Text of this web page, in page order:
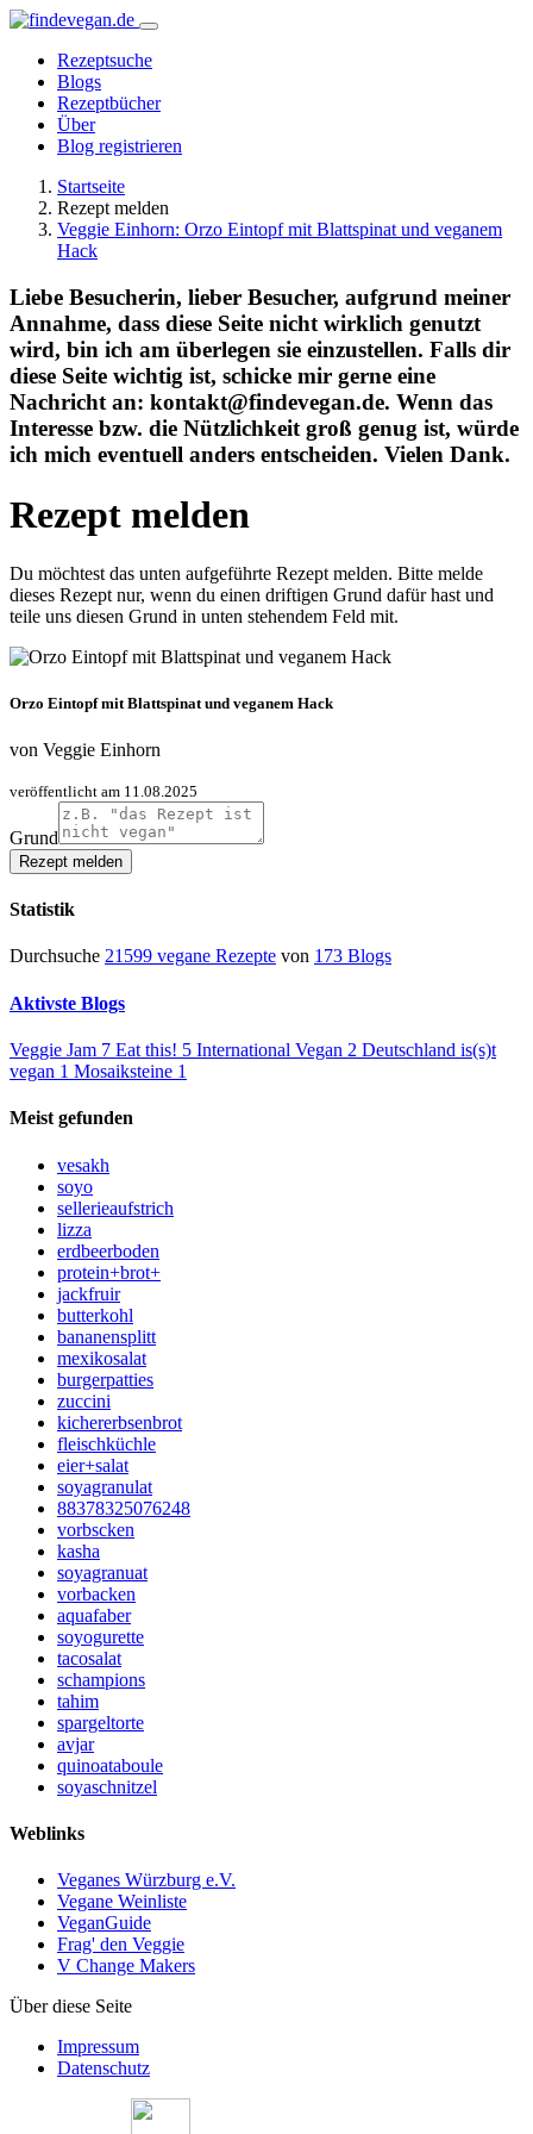
Rezeptsuche
Blogs
Rezeptbücher
Über
Blog registrieren
Startseite
Rezept melden
Veggie Einhorn: Orzo Eintopf mit Blattspinat und veganem
Hack
Liebe Besucherin, lieber Besucher, aufgrund meiner
Annahme, dass diese Seite nicht wirklich genutzt
wird, bin ich am überlegen sie einzustellen. Falls dir
diese Seite wichtig ist, schicke mir gerne eine
Nachricht an: kontakt@findevegan.de. Wenn das
Interesse bzw. die Nützlichkeit groß genug ist, würde
ich mich eventuell anders entscheiden. Vielen Dank.
Rezept melden
Du möchtest das unten aufgeführte Rezept melden. Bitte melde
dieses Rezept nur, wenn du einen driftigen Grund dafür hast und
teile uns diesen Grund in unten stehendem Feld mit.
Orzo Eintopf mit Blattspinat und veganem Hack
von Veggie Einhorn
veröffentlicht am 11.08.2025
Grund
Statistik
Durchsuche 21599 vegane Rezepte von 173 Blogs
Aktivste Blogs
Veggie Jam 7 Eat this! 5 International Vegan 2 Deutschland is(s)t
vegan 1 Mosaiksteine 1
Meist gefunden
vesakh
soyo
sellerieaufstrich
lizza
erdbeerboden
protein+brot+
jackfruir
butterkohl
bananensplitt
mexikosalat
burgerpatties
zuccini
kichererbsenbrot
fleischküchle
eier+salat
soyagranulat
88378325076248
vorbscken
kasha
soyagranuat
vorbacken
aquafaber
soyogurette
tacosalat
schampions
tahim
spargeltorte
avjar
quinoataboule
soyaschnitzel
Weblinks
Veganes Würzburg e.V.
Vegane Weinliste
VeganGuide
Frag' den Veggie
V Change Makers
Über diese Seite
Impressum
Datenschutz